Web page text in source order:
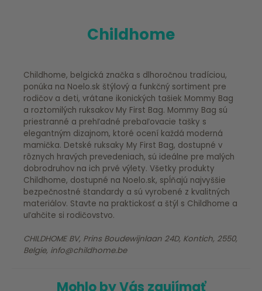
Childhome
Childhome, belgická značka s dlhoročnou tradíciou,
ponúka na Noelo.sk štýlový a funkčný sortiment pre
rodičov a deti, vrátane ikonických tašiek Mommy Bag
a roztomilých ruksakov My First Bag. Mommy Bag sú
priestranné a prehľadné prebaľovacie tašky s
elegantným dizajnom, ktoré ocení každá moderná
mamička. Detské ruksaky My First Bag, dostupné v
rôznych hravých prevedeniach, sú ideálne pre malých
dobrodruhov na ich prvé výlety. Všetky produkty
Childhome, dostupné na Noelo.sk, spĺňajú najvyššie
bezpečnostné štandardy a sú vyrobené z kvalitných
materiálov. Stavte na praktickosť a štýl s Childhome a
uľahčite si rodičovstvo.
CHILDHOME BV, Prins Boudewijnlaan 24D, Kontich, 2550,
Belgie, info@childhome.be
Mohlo by Vás zaujímať